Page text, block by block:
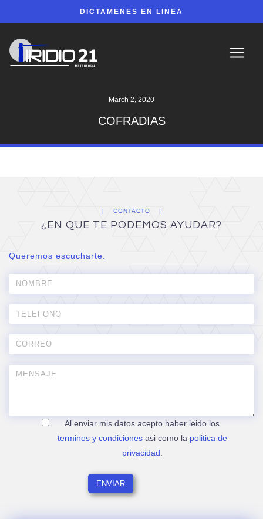
DICTAMENES EN LINEA
March 2, 2020
COFRADIAS
CONTACTO
¿EN QUE TE PODEMOS AYUDAR?
Queremos escucharte.
Al enviar mis datos acepto haber leido los
terminos y condicionesasi como la politica de
privacidad